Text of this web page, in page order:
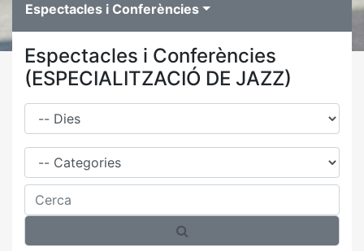
Espectacles i Conferències
Espectacles i Conferències
(ESPECIALITZACIÓ DE JAZZ)
Dies
Família
Cerca